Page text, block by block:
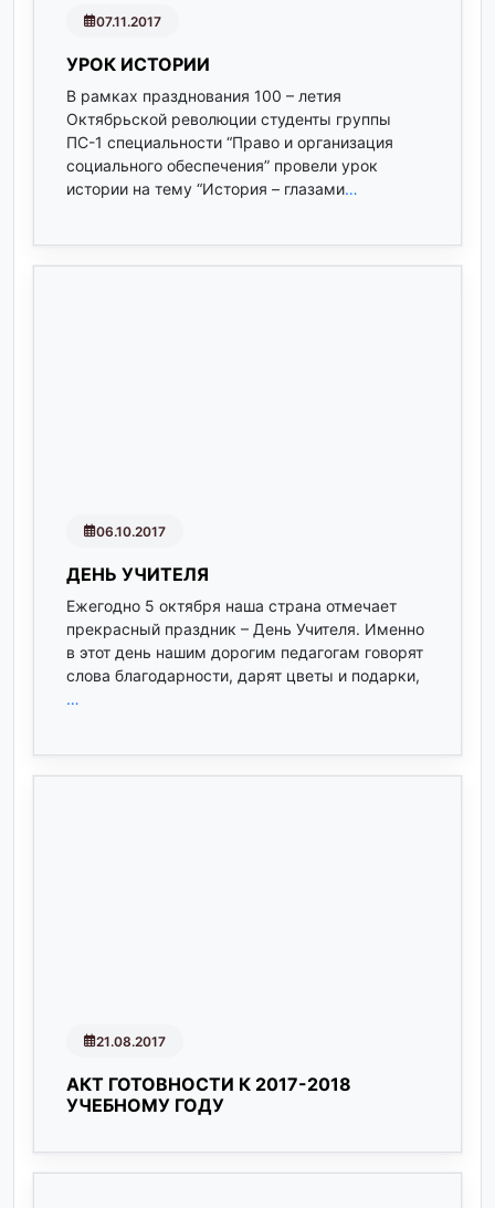
07.11.2017
УРОК ИСТОРИИ
В рамках празднования 100 – летия
Октябрьской революции студенты группы
ПС-1 специальности “Право и организация
социального обеспечения” провели урок
истории на тему “История – глазами…
06.10.2017
ДЕНЬ УЧИТЕЛЯ
Ежегодно 5 октября наша страна отмечает
прекрасный праздник – День Учителя. Именно
в этот день нашим дорогим педагогам говорят
слова благодарности, дарят цветы и подарки,
…
21.08.2017
АКТ ГОТОВНОСТИ К 2017-2018
УЧЕБНОМУ ГОДУ